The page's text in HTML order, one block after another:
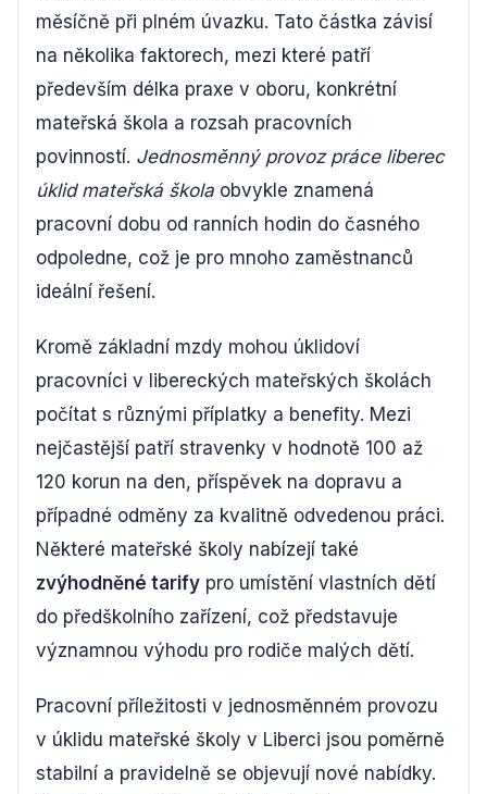
měsíčně při plném úvazku. Tato částka závisí
na několika faktorech, mezi které patří
především délka praxe v oboru, konkrétní
mateřská škola a rozsah pracovních
povinností. Jednosměnný provoz práce liberec
úklid mateřská škola obvykle znamená
pracovní dobu od ranních hodin do časného
odpoledne, což je pro mnoho zaměstnanců
ideální řešení.
Kromě základní mzdy mohou úklidoví
pracovníci v libereckých mateřských školách
počítat s různými příplatky a benefity. Mezi
nejčastější patří stravenky v hodnotě 100 až
120 korun na den, příspěvek na dopravu a
případné odměny za kvalitně odvedenou práci.
Některé mateřské školy nabízejí také
zvýhodněné tarify pro umístění vlastních dětí
do předškolního zařízení, což představuje
významnou výhodu pro rodiče malých dětí.
Pracovní příležitosti v jednosměnném provozu
v úklidu mateřské školy v Liberci jsou poměrně
stabilní a pravidelně se objevují nové nabídky.